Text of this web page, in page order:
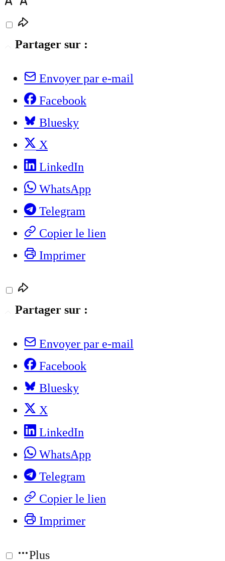
Partager sur :
Envoyer par e-mail
Facebook
Bluesky
X
LinkedIn
WhatsApp
Telegram
Copier le lien
Imprimer
Partager sur :
Envoyer par e-mail
Facebook
Bluesky
X
LinkedIn
WhatsApp
Telegram
Copier le lien
Imprimer
Plus